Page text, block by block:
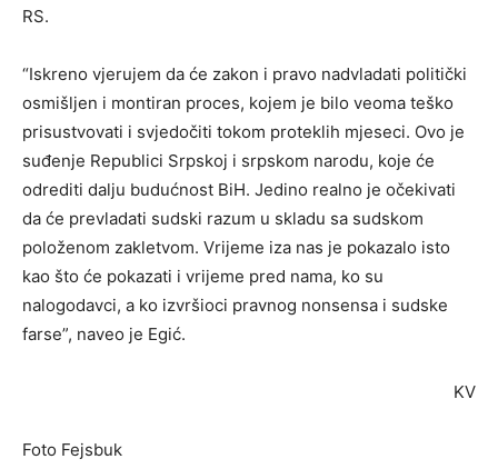
RS.
“Iskreno vjerujem da će zakon i pravo nadvladati politički
osmišljen i montiran proces, kojem je bilo veoma teško
prisustvovati i svjedočiti tokom proteklih mjeseci. Ovo je
suđenje Republici Srpskoj i srpskom narodu, koje će
odrediti dalju budućnost BiH. Jedino realno je očekivati
da će prevladati sudski razum u skladu sa sudskom
položenom zakletvom. Vrijeme iza nas je pokazalo isto
kao što će pokazati i vrijeme pred nama, ko su
nalogodavci, a ko izvršioci pravnog nonsensa i sudske
farse”, naveo je Egić.
KV
Foto Fejsbuk